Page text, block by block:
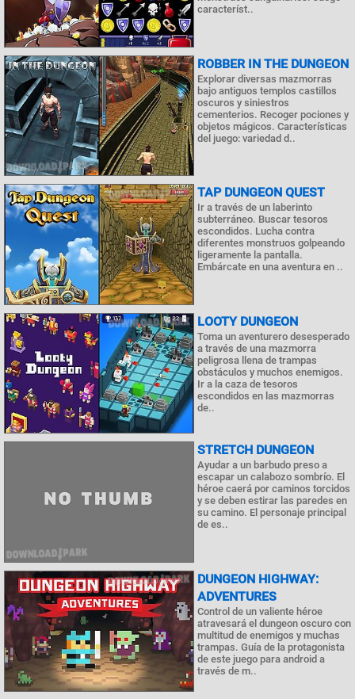
característ..
ROBBER IN THE DUNGEON
Explorar diversas mazmorras
bajo antiguos templos castillos
oscuros y siniestros
cementerios. Recoger pociones y
objetos mágicos. Características
del juego: variedad d..
TAP DUNGEON QUEST
Ir a través de un laberinto
subterráneo. Buscar tesoros
escondidos. Lucha contra
diferentes monstruos golpeando
ligeramente la pantalla.
Embárcate en una aventura en ..
LOOTY DUNGEON
Toma un aventurero desesperado
a través de una mazmorra
peligrosa llena de trampas
obstáculos y muchos enemigos.
Ir a la caza de tesoros
escondidos en las mazmorras
de..
STRETCH DUNGEON
Ayudar a un barbudo preso a
escapar un calabozo sombrío. El
héroe caerá por caminos torcidos
y se deben estirar las paredes en
su camino. El personaje principal
de es..
DUNGEON HIGHWAY:
ADVENTURES
Control de un valiente héroe
atravesará el dungeon oscuro con
multitud de enemigos y muchas
trampas. Guía de la protagonista
de este juego para android a
través de m..